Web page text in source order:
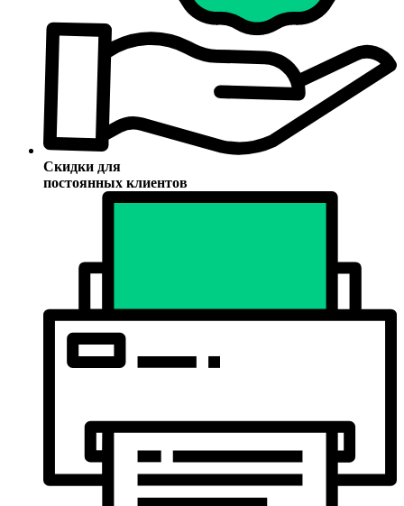
Скидки для
постоянных клиентов